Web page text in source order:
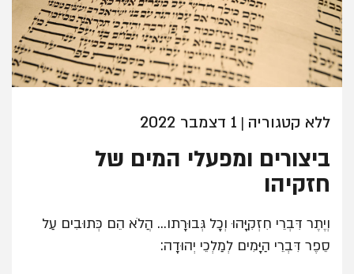
ללא קטגוריה | 1 דצמבר 2022
ביצורים ומפעלי המים של
חזקיהו
וְיֶתֶר דִּבְרֵי חִזְקִיָּהוּ וְכָל גְּבוּרָתו... הֲלֹא הֵם כְּתוּבִים עַל
סֵפֶר דִּבְרֵי הַיָּמִים לְמַלְכֵי יְהוּדָה: